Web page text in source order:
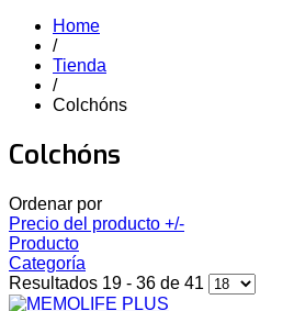
Home
/
Tienda
/
Colchóns
Colchóns
Ordenar por
Precio del producto +/-
Producto
Categoría
Resultados 19 - 36 de 41